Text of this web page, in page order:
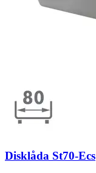
Disklåda St70-Ecs